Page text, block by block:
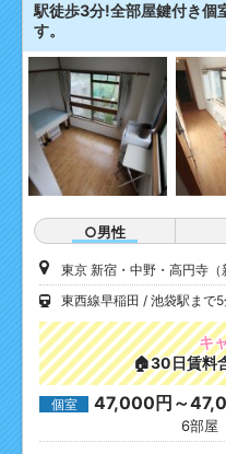
駅徒歩3分!全部屋鍵付き個
す。
○男性
東京 新宿・中野・高円寺（
東西線早稲田
池袋駅まで
キ
🏠30日賃料
個室 47,000円～
6部屋